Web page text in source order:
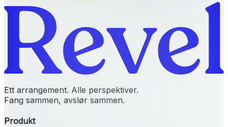
Ett arrangement. Alle perspektiver.
Fang sammen, avslør sammen.
Produkt